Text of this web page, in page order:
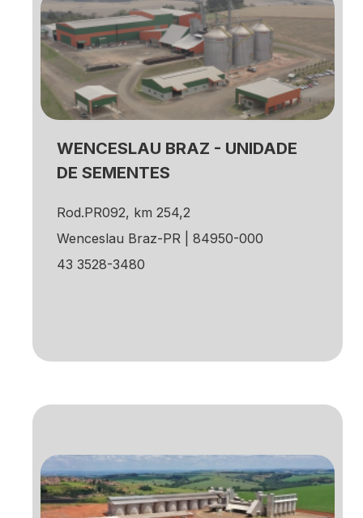
WENCESLAU BRAZ - UNIDADE
DE SEMENTES
Rod.PR092, km 254,2
Wenceslau Braz-PR | 84950-000
43 3528-3480